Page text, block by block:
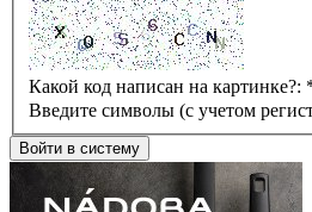
Какой код написан на картинке?:
Введите символы (с учетом